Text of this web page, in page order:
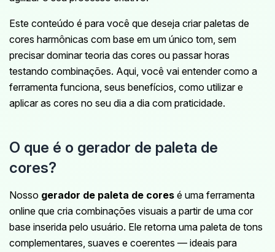
Este conteúdo é para você que deseja criar paletas de
cores harmônicas com base em um único tom, sem
precisar dominar teoria das cores ou passar horas
testando combinações. Aqui, você vai entender como a
ferramenta funciona, seus benefícios, como utilizar e
aplicar as cores no seu dia a dia com praticidade.
O que é o gerador de paleta de
cores?
Nosso gerador de paleta de cores é uma ferramenta
online que cria combinações visuais a partir de uma cor
base inserida pelo usuário. Ele retorna uma paleta de tons
complementares, suaves e coerentes — ideais para